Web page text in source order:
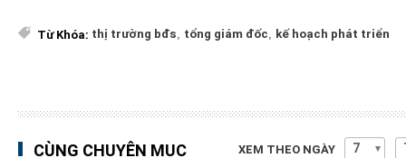
Từ Khóa: thị trường bđs tổng giám đốc kế hoạch phát triển
CÙNG CHUYÊN MỤC XEM THEO NGÀY